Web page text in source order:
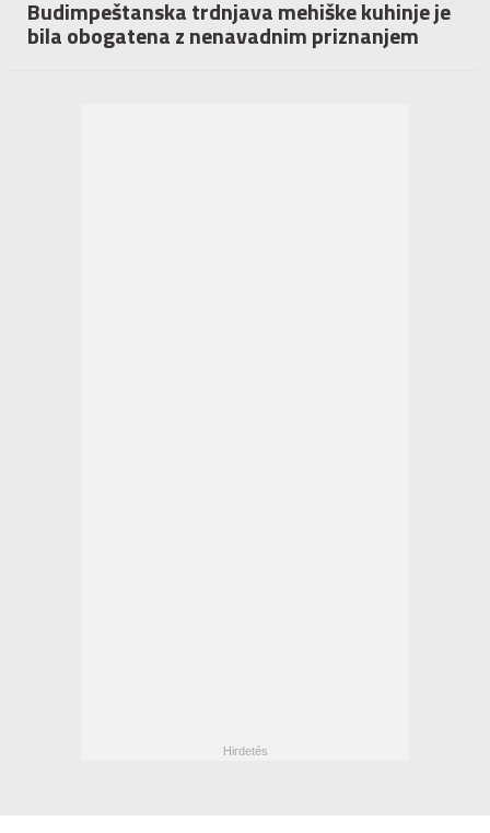
Budimpeštanska trdnjava mehiške kuhinje je
bila obogatena z nenavadnim priznanjem